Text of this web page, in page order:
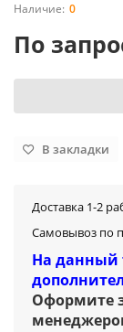
0
По
В закладки
Доставка 1-2
Самовывоз по
На данный
Оформите